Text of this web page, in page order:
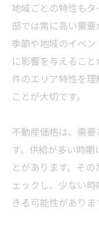
地域ごとの特性も
部では常に高い需
季節や地域のイベ
に影響を与えるこ
件のエリア特性を
ことが大切です。
不動産価格は、需
す。供給が多い時
とがあります。そ
ェックし、少ない
きる可能性がありま